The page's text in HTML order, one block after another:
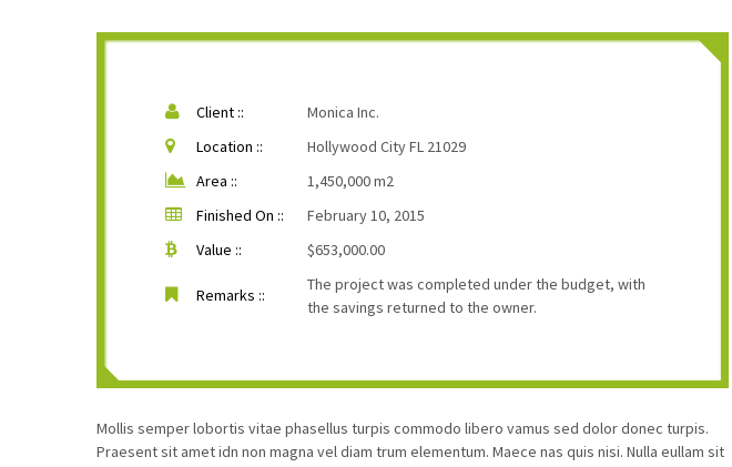
Client ::
Monica Inc.
Location ::
Hollywood City FL 21029
Area ::
1,450,000 m2
Finished On ::
February 10, 2015
Value ::
$653,000.00
Remarks ::
The project was completed under the budget, with
the savings returned to the owner.
Mollis semper lobortis vitae phasellus turpis commodo libero vamus sed dolor donec turpis.
Praesent sit amet idn non magna vel diam trum elementum. Maece nas quis nisi. Nulla eullam sit